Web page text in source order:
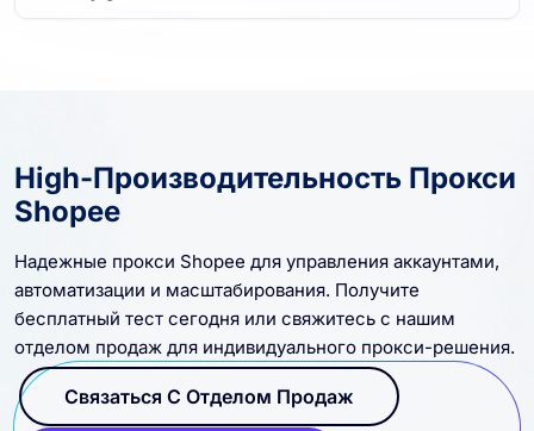
High-Производительность Прокси
Shopee
Надежные прокси Shopee для управления аккаунтами,
автоматизации и масштабирования. Получите
бесплатный тест сегодня или свяжитесь с нашим
отделом продаж для индивидуального прокси-решения.
Связаться С Отделом Продаж